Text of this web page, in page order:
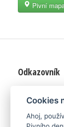
Pivní
Odkazovník
Blog| Nápady
Poznámka
Cookies
Ahoj,